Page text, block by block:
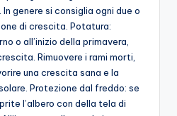
genere si consiglia ogni due o
di crescita. Potatura:
o all’inizio della primavera,
Rimuovere i rami morti,
una crescita sana e la
Protezione dal freddo: se
l’albero con della tela di